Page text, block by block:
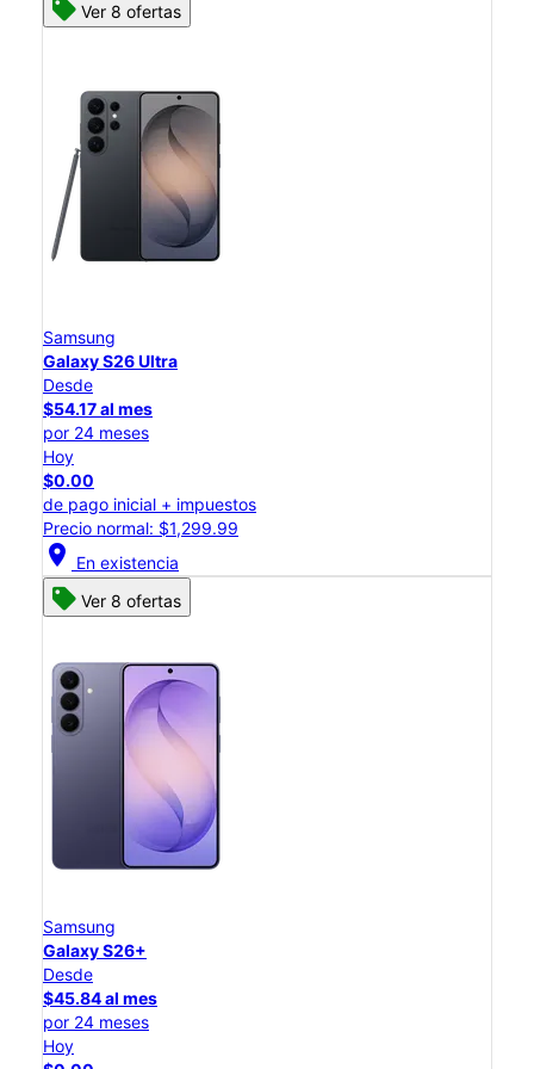
Ver 8 ofertas
Samsung
Galaxy S26 Ultra
Desde
$54.17 al mes
por 24 meses
Hoy
$0.00
de pago inicial + impuestos
Precio normal: $1,299.99
location_on En existencia
Ver 8 ofertas
Samsung
Galaxy S26+
Desde
$45.84 al mes
por 24 meses
Hoy